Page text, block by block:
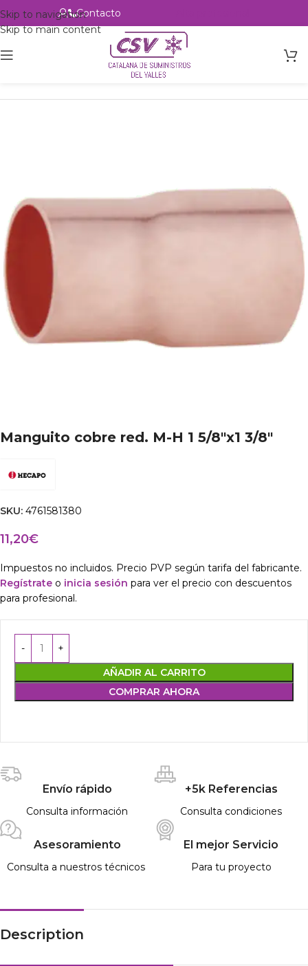
Skip to navigation
Skip to main content
Contacto
Accesorios Cobre Manguitos reducción M-H
Manguito cobre red. M-H 1 5/8″x1 3/8″
SKU: 4761581380
11,20€
Impuestos no incluidos. Precio PVP según tarifa del fabricante.
Regístrate o inicia sesión para ver el precio con descuentos
para profesional.
AÑADIR AL CARRITO
COMPRAR AHORA
Envío rápido
Consulta información
+5k Referencias
Consulta condiciones
Asesoramiento
Consulta a nuestros técnicos
El mejor Servicio
Para tu proyecto
Description